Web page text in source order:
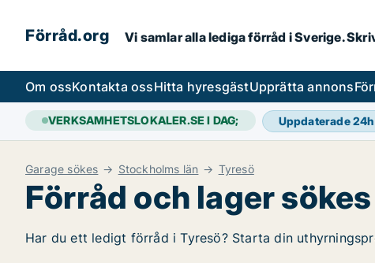
Förråd.org Vi samlar alla lediga förråd i Sverige.
Om ossKontakta ossHitta hyresgästUpprätta annons
VERKSAMHETSLOKALER.SE I DAG; Uppdaterade 24h
Garage sökes Stockholms län Tyresö
Förråd och lager
Har du ett ledigt förråd i Tyresö? Starta din